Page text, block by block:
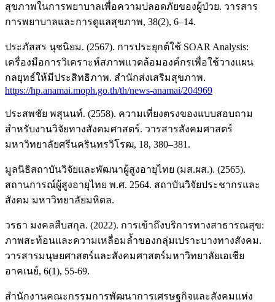
สุขภาพในการพยาบาลเพื่อความปลอดภัยของผู้ป่วย. วารสาร
การพยาบาลและการดูแลสุขภาพ, 38(2), 6–14.
ประภัสสร นุชนิยม. (2567). การประยุกต์ใช้ SOAR Analysis:
เครื่องมือการวิเคราะห์สภาพแวดล้อมองค์กรเพื่อใช้วางแผน
กลยุทธ์ให้มีประสิทธิภาพ. สำนักส่งเสริมสุขภาพ.
https://hp.anamai.moph.go.th/th/news-anamai/204969
ประสพชัย พสุนนท์. (2558). ความเที่ยงตรงของแบบสอบถาม
สำหรับงานวิจัยทางสังคมศาสตร์. วารสารสังคมศาสตร์
มหาวิทยาลัยศรีนครินทรวิโรฒ, 18, 380–381.
มูลนิธิสถาบันวิจัยและพัฒนาผู้สูงอายุไทย (มส.ผส.). (2565).
สถานการณ์ผู้สูงอายุไทย พ.ศ. 2564. สถาบันวิจัยประชากรและ
สังคม มหาวิทยาลัยมหิดล.
วรธา มงคลสืบสกุล. (2022). การเข้าถึงบริการทางสาธารณสุข:
ภาพสะท้อนและความเหลื่อมล้ำของกลุ่มเปราะบางทางสังคม.
วารสารมนุษยศาสตร์และสังคมศาสตร์มหาวิทยาลัยเอเชีย
อาคเนย์, 6(1), 55-69.
สำนักงานคณะกรรมการพัฒนาการเศรษฐกิจและสังคมแห่ง